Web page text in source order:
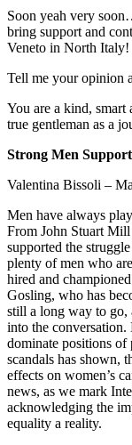
Soon yeah very
bring support and
Veneto in North Italy!
Tell me your opinion
You are a kind,
true gentleman as a
Strong Men
Valentina Bissoli –
Men have always
From John Stuart
supported the
plenty of men who
hired and
Gosling, who has
still a long way to go,
into the conversation.
dominate positions of
scandals has shown,
effects on women’s
news, as we mark
acknowledging the
equality a reality.